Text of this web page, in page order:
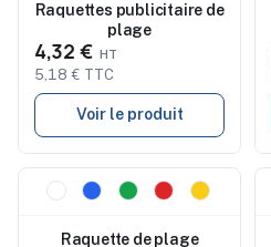
Raquettes publicitaire de
plage
4,32 €
5,18 € TTC
Voir le produit
Nouveau
Raquette de plage